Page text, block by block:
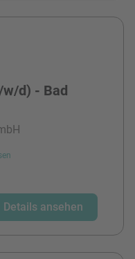
d) - Bad
Details ansehen